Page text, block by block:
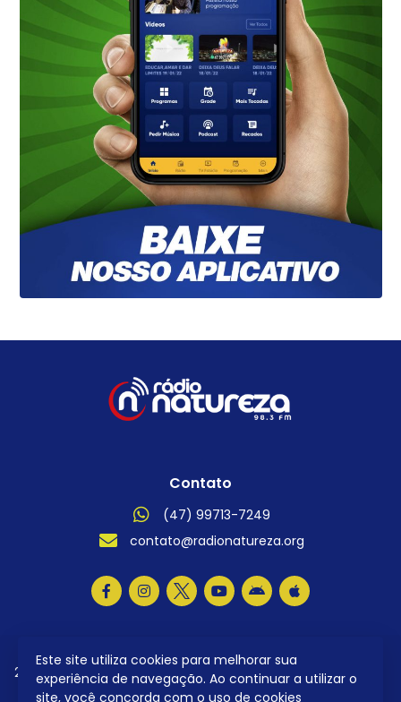
Este site utiliza cookies para melhorar sua
experiência de navegação. Ao continuar a utilizar o
site, você concorda com o uso de cookies
Contato
(47) 99713-7249
contato@radionatureza.org
2026 © Todos os direitos reservados. Política de
Privacidade